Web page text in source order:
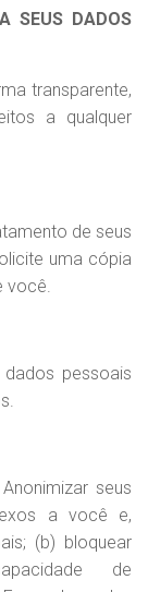
SEUS DADOS
transparente,
a qualquer
de seus
uma cópia
você.
pessoais
seus
a você e,
(b) bloquear
de